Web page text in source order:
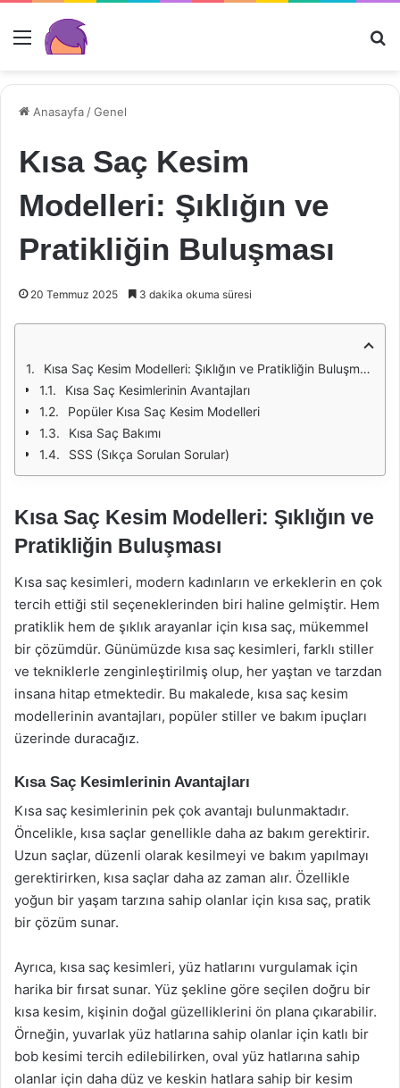
Menü
Anasayfa /Genel
Kısa Saç Kesim
Modelleri: Şıklığın ve
Pratikliğin Buluşması
20 Temmuz 2025 3 dakika okuma süresi
Kısa Saç Kesim Modelleri: Şıklığın ve Pratikliğin Buluşması
Kısa Saç Kesimlerinin Avantajları
Popüler Kısa Saç Kesim Modelleri
Kısa Saç Bakımı
SSS (Sıkça Sorulan Sorular)
Kısa Saç Kesim Modelleri: Şıklığın ve
Pratikliğin Buluşması
Kısa saç kesimleri, modern kadınların ve erkeklerin en çok
tercih ettiği stil seçeneklerinden biri haline gelmiştir. Hem
pratiklik hem de şıklık arayanlar için kısa saç, mükemmel
bir çözümdür. Günümüzde kısa saç kesimleri, farklı stiller
ve tekniklerle zenginleştirilmiş olup, her yaştan ve tarzdan
insana hitap etmektedir. Bu makalede, kısa saç kesim
modellerinin avantajları, popüler stiller ve bakım ipuçları
üzerinde duracağız.
Kısa Saç Kesimlerinin Avantajları
Kısa saç kesimlerinin pek çok avantajı bulunmaktadır.
Öncelikle, kısa saçlar genellikle daha az bakım gerektirir.
Uzun saçlar, düzenli olarak kesilmeyi ve bakım yapılmayı
gerektirirken, kısa saçlar daha az zaman alır. Özellikle
yoğun bir yaşam tarzına sahip olanlar için kısa saç, pratik
bir çözüm sunar.
Ayrıca, kısa saç kesimleri, yüz hatlarını vurgulamak için
harika bir fırsat sunar. Yüz şekline göre seçilen doğru bir
kısa kesim, kişinin doğal güzelliklerini ön plana çıkarabilir.
Örneğin, yuvarlak yüz hatlarına sahip olanlar için katlı bir
bob kesimi tercih edilebilirken, oval yüz hatlarına sahip
olanlar için daha düz ve keskin hatlara sahip bir kesim